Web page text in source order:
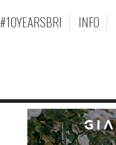
#10YEARSBRI INFO